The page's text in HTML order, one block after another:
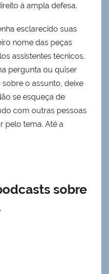
à ampla defesa.
esclarecido suas
nome das peças
assistentes técnicos.
pergunta ou quiser
o assunto, deixe
se esqueça de
com outras pessoas
pelo tema. Até a
sobre